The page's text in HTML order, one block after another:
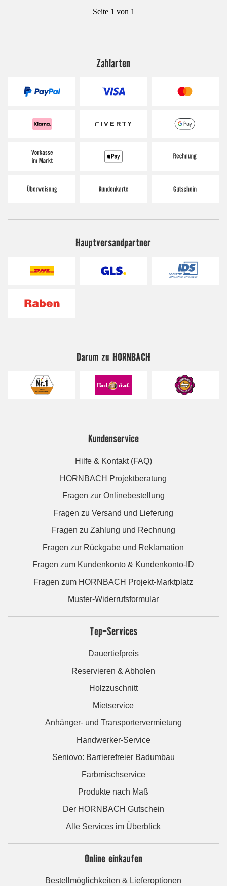
Seite 1 von 1
Zahlarten
Hauptversandpartner
Darum zu HORNBACH
Kundenservice
Hilfe & Kontakt (FAQ)
HORNBACH Projektberatung
Fragen zur Onlinebestellung
Fragen zu Versand und Lieferung
Fragen zu Zahlung und Rechnung
Fragen zur Rückgabe und Reklamation
Fragen zum Kundenkonto & Kundenkonto-ID
Fragen zum HORNBACH Projekt-Marktplatz
Muster-Widerrufsformular
Top-Services
Dauertiefpreis
Reservieren & Abholen
Holzzuschnitt
Mietservice
Anhänger- und Transportervermietung
Handwerker-Service
Seniovo: Barrierefreier Badumbau
Farbmischservice
Produkte nach Maß
Der HORNBACH Gutschein
Alle Services im Überblick
Online einkaufen
Bestellmöglichkeiten & Lieferoptionen